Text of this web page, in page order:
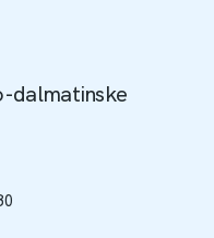
dalmatinske